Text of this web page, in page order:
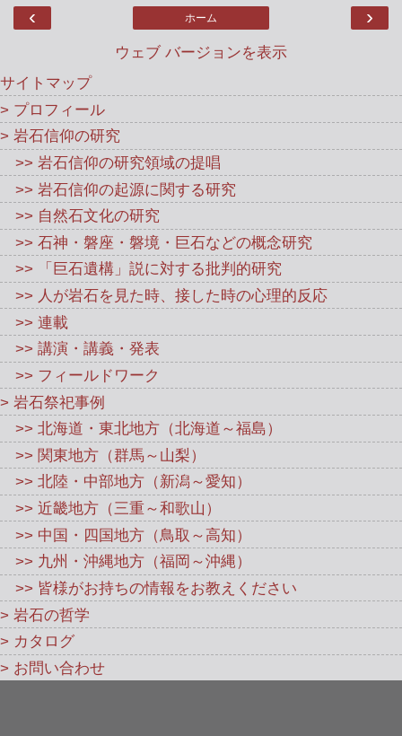
‹ ›
ホーム
ウェブ バージョンを表示
サイトマップ
> プロフィール
> 岩石信仰の研究
>> 岩石信仰の研究領域の提唱
>> 岩石信仰の起源に関する研究
>> 自然石文化の研究
>> 石神・磐座・磐境・巨石などの概念研究
>> 「巨石遺構」説に対する批判的研究
>> 人が岩石を見た時、接した時の心理的反応
>> 連載
>> 講演・講義・発表
>> フィールドワーク
> 岩石祭祀事例
>> 北海道・東北地方（北海道～福島）
>> 関東地方（群馬～山梨）
>> 北陸・中部地方（新潟～愛知）
>> 近畿地方（三重～和歌山）
>> 中国・四国地方（鳥取～高知）
>> 九州・沖縄地方（福岡～沖縄）
>> 皆様がお持ちの情報をお教えください
> 岩石の哲学
> カタログ
> お問い合わせ